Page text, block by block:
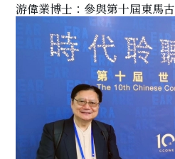
游偉業博士：參與第十屆東馬